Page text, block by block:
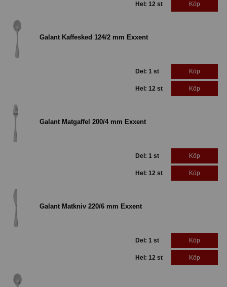
Hel: 12 st Köp
Galant Kaffesked 124/2 mm Exxent
Del: 1 st Köp
Hel: 12 st Köp
Galant Matgaffel 200/4 mm Exxent
Del: 1 st Köp
Hel: 12 st Köp
Galant Matkniv 220/6 mm Exxent
Del: 1 st Köp
Hel: 12 st Köp